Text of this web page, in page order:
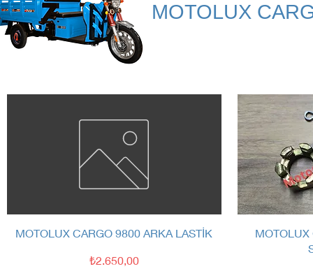
MOTOLUX
Hızlı Bakış
MOTOLUX CARGO 9800 ARKA LASTİK
Fiyat
₺2.650,00